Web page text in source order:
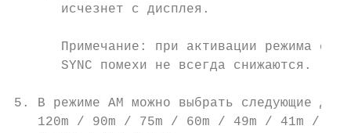
      исчезнет с дисплея.
Примечание: при активации режима
      SYNC помехи не всегда снижаются.
5. В режиме AM можно выбрать следующие
120m / 90m / 75m / 60m / 49m / 41m /